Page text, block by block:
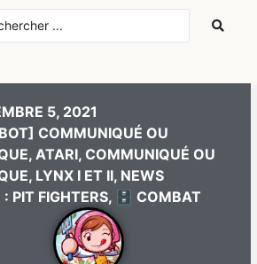
5, 2021
COMMUNIQUÉ OU
,ATARI,COMMUNIQUÉ OU
, LYNX I ET II, NEWS
: PIT FIGHTERS, 🗄️ COMBAT